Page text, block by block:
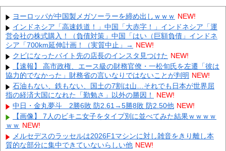
【にじさんじ】 ルイス「ドパガキの時代は終わり！セロトニン優
位のセロガキなるわよ！ンンンきんもちいい〜〜！！ドパドパド
パ... NEW!
【ホロライブ】 ねねち概要欄、小学生並みの感想で草
NEW!
【放送事故】 昔のドラマのレ◯プシーン、今見るとアウトすぎ
る・・・ NEW!
エネ夫に離婚を突きつけたら私の職場(法律事務所)に乗り込んで
きた 堂々と「離婚の法律相談です。母の薦めでこちらに参りま
し... NEW!
年収1500万の父が退職。父「退職金も渡したよな？」母「貯金な
んてないよー」父「全部なくなったの！？」→予想外の返事に
家... NEW!
嫁と子作り中なんだけどこうなるｗｗｗ NEW!
【速報】 『有吉の夏休み』、とんでもない発表をしてしま
う！！！！！ NEW!
ヨーロッパが中国製メガソーラーを締め出しｗｗｗ NEW!
インドネシア「高速鉄道！」中国「大赤字！」インドネシア「運
営会社の株式購入！（負債対策」中国「はい（巨額負債」インドネ
シア「700km延伸計画！（実質中止」→ NEW!
クビになったバイト先の店長のインスタ見つけた NEW!
【速報】 高市政権、エース級の財務官僚・一松旬氏を左遷「彼は
協力的でなかった」財務省の言いなりではないことが判明 NEW!
石油もない、鉄もない、国土の7割は山…それでも日本が世界屈
指の経済大国になれた「勤勉さ」以外の勝因！
NEW!
中日・金丸夢斗 2勝6敗 防2.61→5勝8敗 防2.50他 NEW!
【画像】 7人のビキニ女子をタイプ別に並べてみた結果ｗｗｗｗ
ｗｗ NEW!
メルセデスのラッセルは2026F1マシンに対し雑音をきり離し本
質的な部分に集中できていないらしい他 NEW!